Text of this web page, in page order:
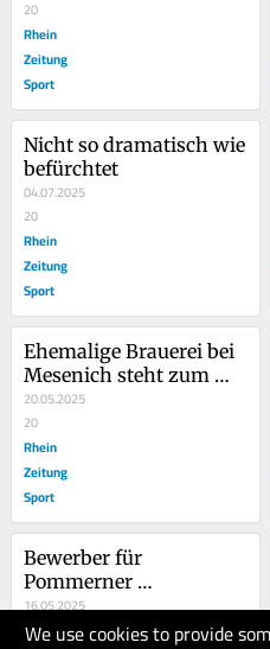
We use cookies to provide
20
Rhein
Zeitung
Sport
Nicht so dramatisch wie
befürchtet
04.07.2025
20
Rhein
Zeitung
Sport
Ehemalige Brauerei bei
Mesenich steht zum
Verkauf
20.05.2025
20
Rhein
Zeitung
Sport
Bewerber für
Pommerner
Moselimbiss stehen
Schlange
16.05.2025
10